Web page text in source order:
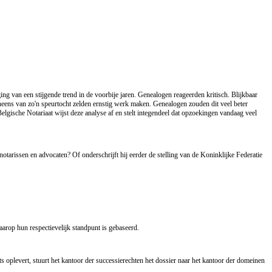
van een stijgende trend in de voorbije jaren. Genealogen reageerden kritisch. Blijkbaar
van zo'n speurtocht zelden ernstig werk maken. Genealogen zouden dit veel beter
Notariaat wijst deze analyse af en stelt integendeel dat opzoekingen vandaag veel
en advocaten? Of onderschrijft hij eerder de stelling van de Koninklijke Federatie
hun respectievelijk standpunt is gebaseerd.
stuurt het kantoor der successierechten het dossier naar het kantoor der domeinen